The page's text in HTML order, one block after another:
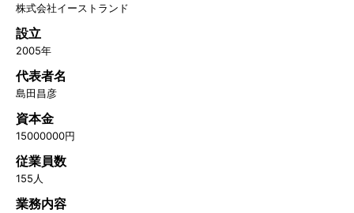
株式会社イーストランド
設立
2005年
代表者名
島田昌彦
資本金
15000000円
従業員数
155人
業務内容